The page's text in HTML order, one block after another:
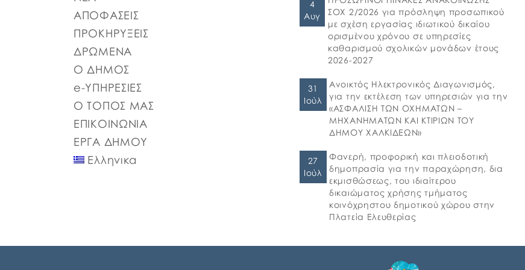
ΑΠΑΣΧΟΛΗΣΗΣ ΨΔΑΚΩΗΑ-ΑΟ3 ΠΡΟΣΩΡΙΝΟΣ
ΠΙΝΑΚΑΣ ΠΛΗΡΟΥΣ ΑΠΑΣΧΟΛΗΣΗΣ
ΨΦΑ4ΩΗΑ-ΦΣΒ ΠΡΟΣΩΡΙΝΟΣ ΠΙΝΑΚΑΣ
ΣΥΜΜΕΤΕΧΟΝΤΩΝ 6ΖΛΚΩΗΑ-ΠΩΗ
2026 ΠΑΡΑΡΤΗΜΑ Β ΕΕΕΣ PDF_signed
ΠΕΡΙΛΗΨΗ ΔΙΑΚΗΡΥΞΗΣ ΑΣΦΑΛΕΙΕΣ_signed
ΑΠΟΦΑΣΕΙΣ
ΠΡΟΚΗΡΥΞΕΙΣ
ΔΡΩΜΕΝΑ
Ο ΔΗΜΟΣ
e-ΥΠΗΡΕΣΙΕΣ
Ο ΤΟΠΟΣ ΜΑΣ
ΕΠΙΚΟΙΝΩΝΙΑ
ΕΡΓΑ ΔΗΜΟΥ
Ελληνικα
4
Αυγ
ΣΟΧ 2/2026 για πρόσληψη προσωπικού
με σχέση εργασίας ιδιωτικού δικαίου
ορισμένου χρόνου σε υπηρεσίες
καθαρισμού σχολικών μονάδων έτους
2026-2027
31
Ιούλ
Ανοικτός Ηλεκτρονικός Διαγωνισμός,
για την εκτέλεση των υπηρεσιών για την
«ΑΣΦΑΛΙΣΗ ΤΩΝ ΟΧΗΜΑΤΩΝ –
ΜΗΧΑΝΗΜΑΤΩΝ ΚΑΙ ΚΤΙΡΙΩΝ ΤΟΥ
ΔΗΜΟΥ ΧΑΛΚΙΔΕΩΝ»
27
Ιούλ
Φανερή, προφορική και πλειοδοτική
δημοπρασία για την παραχώρηση, δια
εκμισθώσεως, του ιδιαίτερου
δικαιώματος χρήσης τμήματος
κοινόχρηστου δημοτικού χώρου στην
Πλατεία Ελευθερίας